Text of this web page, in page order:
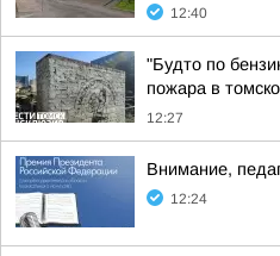
12:40
"Будто по
пожара в
12:27
Внимание,
12:24